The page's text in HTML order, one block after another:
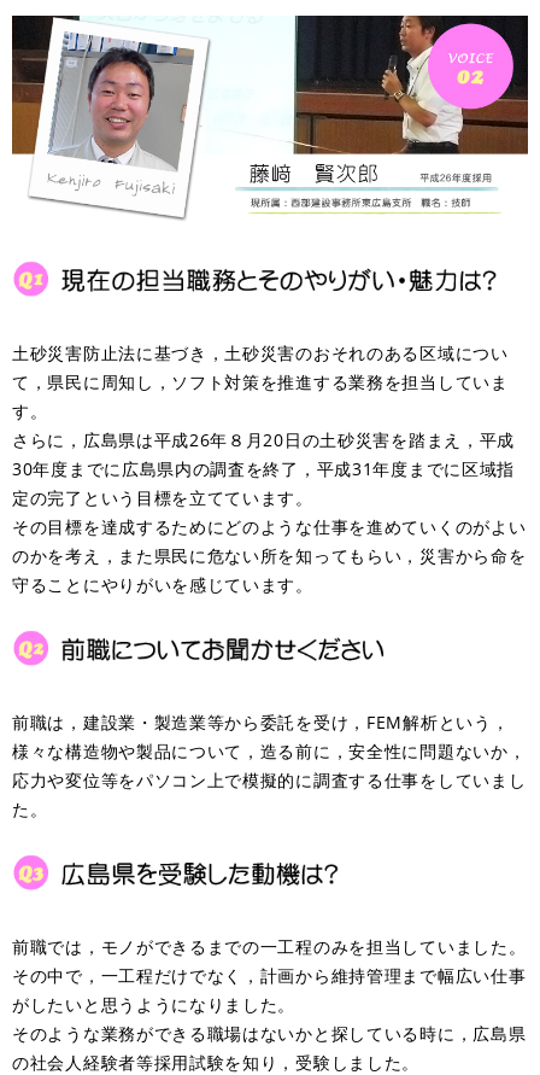
土砂災害防止法に基づき，土砂災害のおそれのある区域につい
て，県民に周知し，ソフト対策を推進する業務を担当していま
す。
さらに，広島県は平成26年８月20日の土砂災害を踏まえ，平成
30年度までに広島県内の調査を終了，平成31年度までに区域指
定の完了という目標を立てています。
その目標を達成するためにどのような仕事を進めていくのがよい
のかを考え，また県民に危ない所を知ってもらい，災害から命を
守ることにやりがいを感じています。
前職は，建設業・製造業等から委託を受け，FEM解析という，
様々な構造物や製品について，造る前に，安全性に問題ないか，
応力や変位等をパソコン上で模擬的に調査する仕事をしていまし
た。
前職では，モノができるまでの一工程のみを担当していました。
その中で，一工程だけでなく，計画から維持管理まで幅広い仕事
がしたいと思うようになりました。
そのような業務ができる職場はないかと探している時に，広島県
の社会人経験者等採用試験を知り，受験しました。